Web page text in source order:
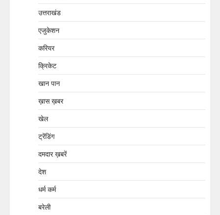
उत्तराखंड
एजुकेशन
करियर
क्रिकेट
खान पान
ख़ास ख़बर
खेल
ट्रेंडिंग
दमदार ख़बरें
देश
धर्म कर्म
बरेली